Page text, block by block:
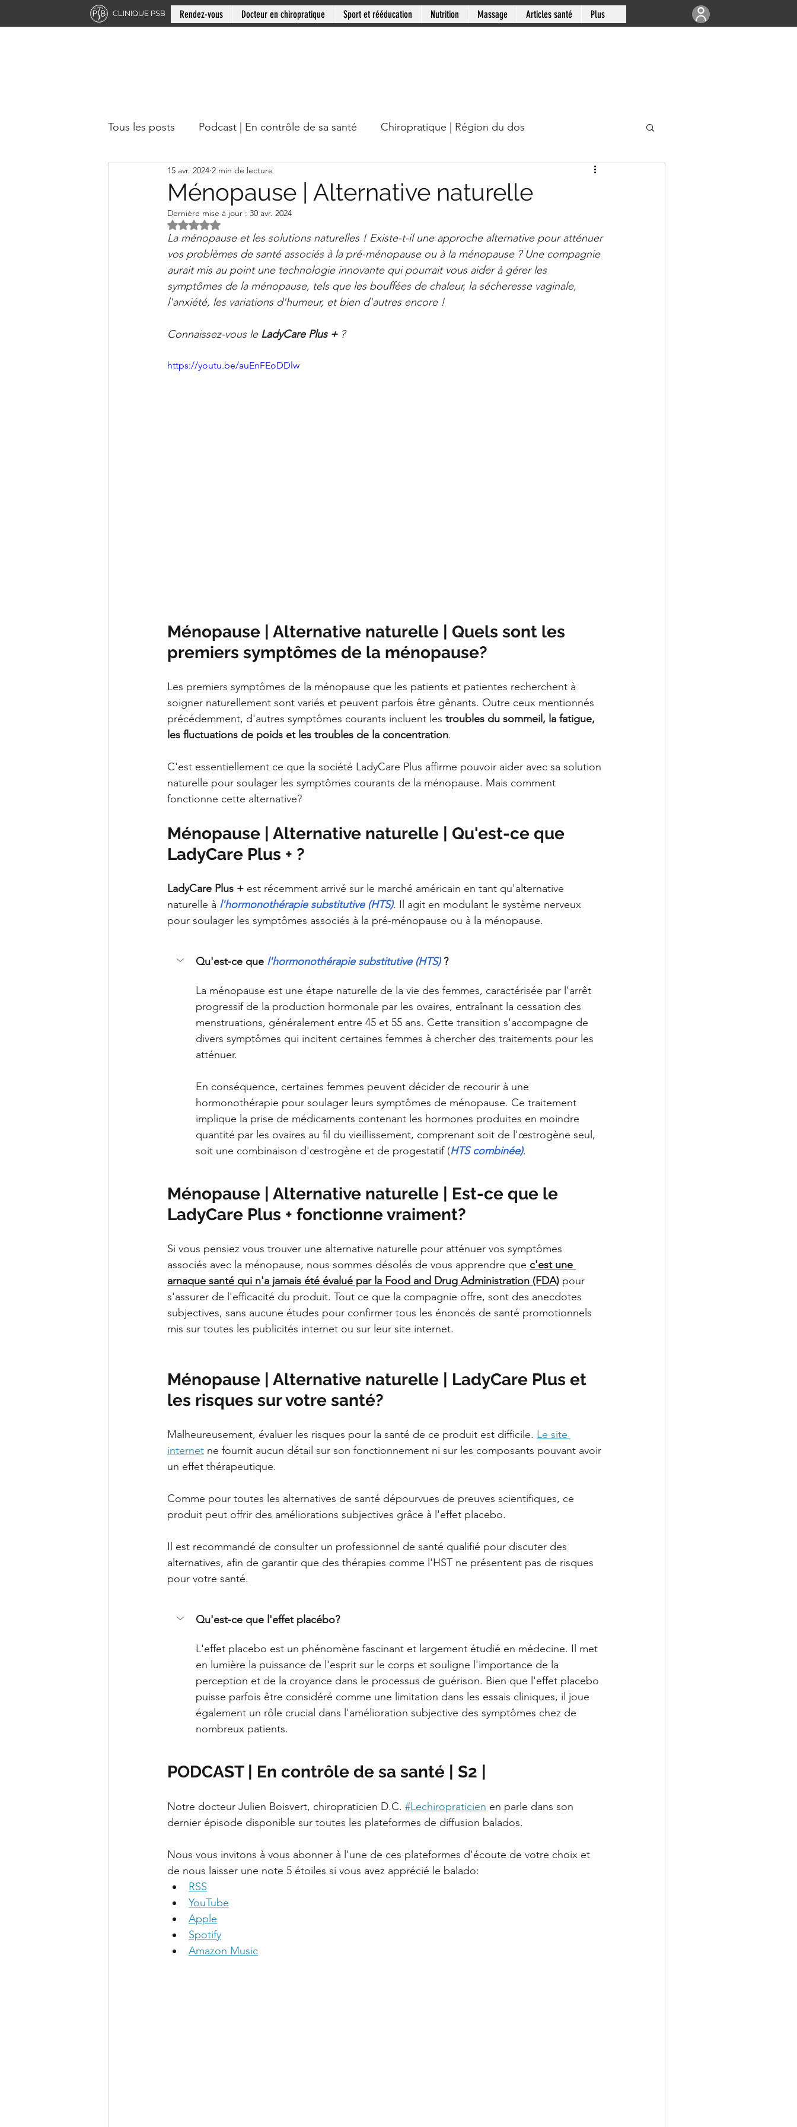
CLINIQUE PSB Rendez-vous Docteur en chiropratique Sport et rééducation Nutrition Massage Articles santé Plus
Tous les posts Podcast | En contrôle de sa santé Chiropratique | Région du dos
Chiropratique | Région du cou Chiropratique | Articulations
Docteur en chiropratique
Clinique PSB à Sainte-Julie: Offres La Santé Soignée Par Accident
Ménopause | Alternative naturelle
15 avr. 2024 2 min de lecture
Dernière mise à jour : 30 avr. 2024
Noté NaN étoiles sur 5.
La ménopause et les solutions naturelles ! Existe-t-il une approche alternative pour atténuer
vos problèmes de santé associés à la pré-ménopause ou à la ménopause ? Une compagnie
aurait mis au point une technologie innovante qui pourrait vous aider à gérer les
symptômes de la ménopause, tels que les bouffées de chaleur, la sécheresse vaginale,
l'anxiété, les variations d'humeur, et bien d'autres encore !
Connaissez-vous le LadyCare Plus + ?
https://youtu.be/auEnFEoDDlw
Ménopause | Alternative naturelle | Quels sont les
premiers symptômes de la ménopause?
Les premiers symptômes de la ménopause que les patients et patientes recherchent à
soigner naturellement sont variés et peuvent parfois être gênants. Outre ceux mentionnés
précédemment, d'autres symptômes courants incluent les troubles du sommeil, la fatigue,
les fluctuations de poids et les troubles de la concentration.
C'est essentiellement ce que la société LadyCare Plus affirme pouvoir aider avec sa solution
naturelle pour soulager les symptômes courants de la ménopause. Mais comment
fonctionne cette alternative?
Ménopause | Alternative naturelle | Qu'est-ce que
LadyCare Plus + ?
LadyCare Plus + est récemment arrivé sur le marché américain en tant qu'alternative
naturelle à l'hormonothérapie substitutive (HTS). Il agit en modulant le système nerveux
pour soulager les symptômes associés à la pré-ménopause ou à la ménopause.
Qu'est-ce que l'hormonothérapie substitutive (HTS) ?
La ménopause est une étape naturelle de la vie des femmes, caractérisée par l'arrêt
progressif de la production hormonale par les ovaires, entraînant la cessation des
menstruations, généralement entre 45 et 55 ans. Cette transition s'accompagne de
divers symptômes qui incitent certaines femmes à chercher des traitements pour les
atténuer.
En conséquence, certaines femmes peuvent décider de recourir à une
hormonothérapie pour soulager leurs symptômes de ménopause. Ce traitement
implique la prise de médicaments contenant les hormones produites en moindre
quantité par les ovaires au fil du vieillissement, comprenant soit de l'œstrogène seul,
soit une combinaison d'œstrogène et de progestatif (HTS combinée).
Ménopause | Alternative naturelle | Est-ce que le
LadyCare Plus + fonctionne vraiment?
Si vous pensiez vous trouver une alternative naturelle pour atténuer vos symptômes
associés avec la ménopause, nous sommes désolés de vous apprendre que c'est une
arnaque santé qui n'a jamais été évalué par la Food and Drug Administration (FDA) pour
s'assurer de l'efficacité du produit. Tout ce que la compagnie offre, sont des anecdotes
subjectives, sans aucune études pour confirmer tous les énoncés de santé promotionnels
mis sur toutes les publicités internet ou sur leur site internet.
Ménopause | Alternative naturelle | LadyCare Plus et
les risques sur votre santé?
Malheureusement, évaluer les risques pour la santé de ce produit est difficile. Le site
internet ne fournit aucun détail sur son fonctionnement ni sur les composants pouvant avoir
un effet thérapeutique.
Comme pour toutes les alternatives de santé dépourvues de preuves scientifiques, ce
produit peut offrir des améliorations subjectives grâce à l'effet placebo.
Il est recommandé de consulter un professionnel de santé qualifié pour discuter des
alternatives, afin de garantir que des thérapies comme l'HST ne présentent pas de risques
pour votre santé.
Qu'est-ce que l'effet placébo?
L'effet placebo est un phénomène fascinant et largement étudié en médecine. Il met
en lumière la puissance de l'esprit sur le corps et souligne l'importance de la
perception et de la croyance dans le processus de guérison. Bien que l'effet placebo
puisse parfois être considéré comme une limitation dans les essais cliniques, il joue
également un rôle crucial dans l'amélioration subjective des symptômes chez de
nombreux patients.
PODCAST | En contrôle de sa santé | S2 |
Notre docteur Julien Boisvert, chiropraticien D.C. #Lechiropraticien en parle dans son
dernier épisode disponible sur toutes les plateformes de diffusion balados.
Nous vous invitons à vous abonner à l'une de ces plateformes d'écoute de votre choix et
de nous laisser une note 5 étoiles si vous avez apprécié le balado:
RSS
YouTube
Apple
Spotify
Amazon Music